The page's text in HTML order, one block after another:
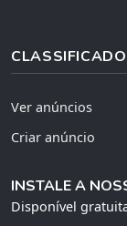
Ver anúncios
Criar anúncio
INSTALE A
Disponível